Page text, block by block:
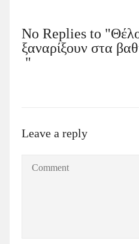
No Replies to
ξαναρίξουν στα
"
Leave a reply